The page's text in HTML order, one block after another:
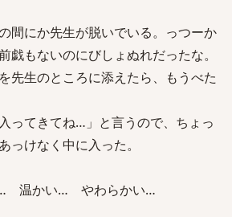
間にか先生が脱いでいる。っつーか
戯もないのにびしょぬれだったな。
先生のところに添えたら、もうべた
ってきてね…」と言うので、ちょっ
っけなく中に入った。
温かい… やわらかい…